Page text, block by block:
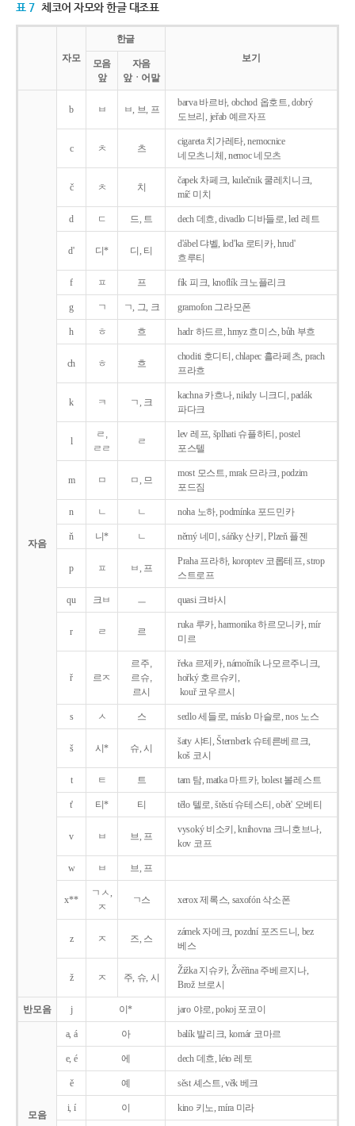
표 7 체코어 자모와 한글 대조표
자모
한글
보기
모음
앞
자음
앞ㆍ어말
자음
b ㅂ ㅂ, 브, 프
barva 바르바, obchod 옵호트, dobrý
도브리, jeřab 예르자프
c ㅊ 츠
cigareta 치가레타, nemocnice
네모츠니체, nemoc 네모츠
č ㅊ 치
čapek 차페크, kulečnik 쿨레치니크,
míč 미치
d ㄷ 드, 트 dech 데흐, divadlo 디바들로, led 레트
d' 디* 디, 티
d'ábel 댜벨, lod'ka 로티카, hrud'
흐루티
f ㅍ 프 fík 피크, knoflík 크노플리크
g ㄱ ㄱ, 그, 크 gramofon 그라모폰
h ㅎ 흐 hadr 하드르, hmyz 흐미스, bůh 부흐
ch ㅎ 흐
choditi 호디티, chlapec 흘라페츠, prach
프라흐
k ㅋ ㄱ, 크
kachna 카흐나, nikdy 니크디, padák
파다크
l
ㄹ,
ㄹㄹ
ㄹ
lev 레프, šplhati 슈플하티, postel
포스텔
m ㅁ ㅁ, 므
most 모스트, mrak 므라크, podzim
포드짐
n ㄴ ㄴ noha 노하, podmínka 포드민카
ň 니* ㄴ němý 네미, sáňky 산키, Plzeň 플젠
p ㅍ ㅂ, 프
Praha 프라하, koroptev 코롭테프, strop
스트로프
qu 크ㅂ ㅡ quasi 크바시
r ㄹ 르
ruka 루카, harmonika 하르모니카, mír
미르
ř 르ㅈ
르주,
르슈,
르시
řeka 르제카, námořník 나모르주니크,
hořký 호르슈키,
kouř 코우르시
s ㅅ 스 sedlo 세들로, máslo 마슬로, nos 노스
š 시* 슈, 시
šaty 샤티, Šternberk 슈테른베르크,
koš 코시
t ㅌ 트 tam 탐, matka 마트카, bolest 볼레스트
t' 티* 티 tělo 텔로, štěstí 슈테스티, obět' 오베티
v ㅂ 브, 프
vysoký 비소키, knihovna 크니호브나,
kov 코프
w ㅂ 브, 프
x**
ㄱㅅ,
ㅈ
ㄱ스 xerox 제록스, saxofón 삭소폰
z ㅈ 즈, 스
zámek 자메크, pozdní 포즈드니, bez
베스
ž ㅈ 주, 슈, 시
Žižka 지슈카, Žvěřina 주베르지나,
Brož 브로시
반모음 j 이* jaro 야로, pokoj 포코이
모음
a, á 아 balík 발리크, komár 코마르
e, é 에 dech 데흐, léto 레토
ě 예 sěst 셰스트, věk 베크
i, í 이 kino 키노, míra 미라